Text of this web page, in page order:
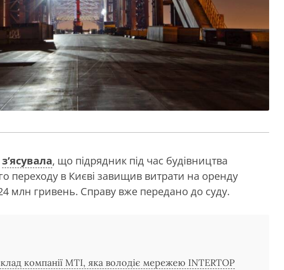
з’ясувала, що підрядник під час будівництва
переходу в Києві завищив витрати на оренду
млн гривень. Справу вже передано до суду.
компанії MTI, яка володіє мережею INTERTOP